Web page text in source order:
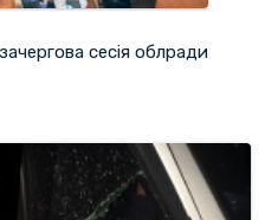
сесія облради